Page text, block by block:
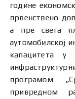
године
првенствено
а пре свега
аутомобилској
капацитета у
програмом
привредном